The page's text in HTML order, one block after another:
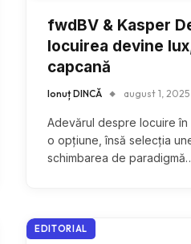
fwdBV & Kasper
locuirea devine
capcană
Ionuț DINCĂ august 1, 2025
Adevărul despre locuire
o opțiune, însă selecția
schimbarea de
EDITORIAL